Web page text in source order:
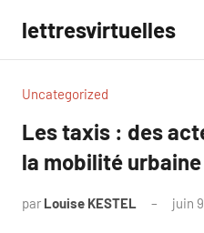
contenu
lettresvirtuelles
Uncategorized
Les taxis : des
la mobilité urbaine
par Louise KESTEL juin